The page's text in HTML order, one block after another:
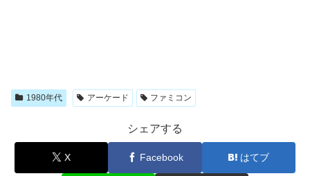
1980年代 アーケード ファミコン
シェアする
X Facebook はてブ